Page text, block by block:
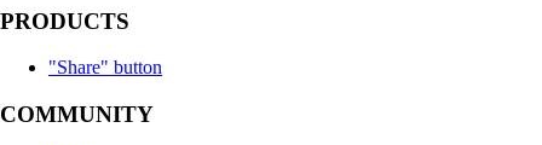
PRODUCTS
"Share" button
COMMUNITY